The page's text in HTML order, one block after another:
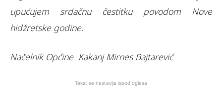
upućujem srdačnu čestitku povodom Nove
hidžretske godine.
Načelnik Općine Kakanj Mirnes Bajtarević
Tekst se nastavlja ispod oglasa